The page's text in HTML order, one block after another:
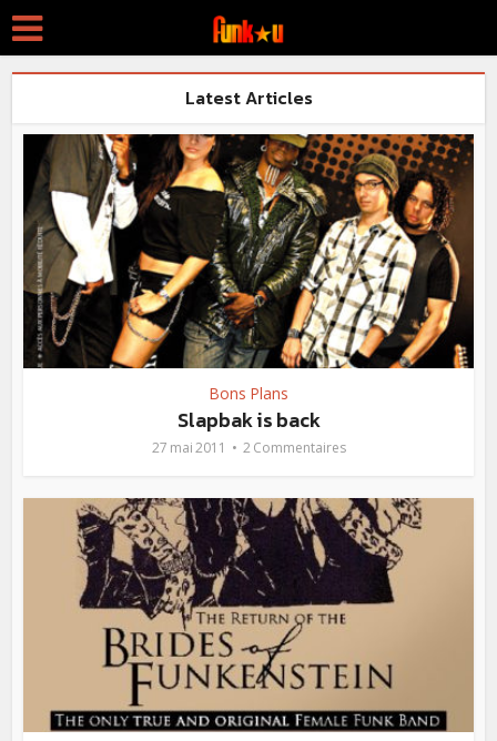
Latest Articles
Bons Plans
Slapbak is back
27 mai 2011 2 Commentaires